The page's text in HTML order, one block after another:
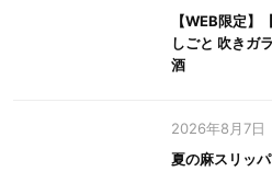
【WEB限定】
しごと 吹きガ
酒
2026年8月7日
夏の麻スリッ